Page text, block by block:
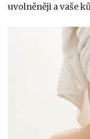
uvolněněji a vaše